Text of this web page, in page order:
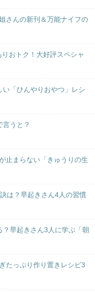
さんの新刊＆万能ナイフの
りおトク！大好評スペシャ
「ひんやりおやつ」レシ
言うと？
止まらない「きゅうりの生
は？早起きさん4人の習慣
早起きさん3人に学ぶ「朝
たっぷり作り置きレシピ3